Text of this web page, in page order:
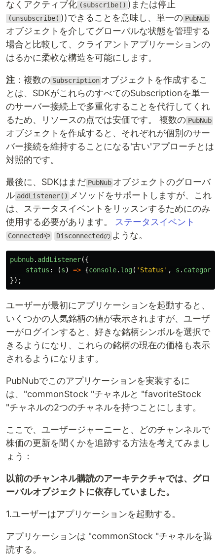
なくアクティブ化 (subscribe() )または停止
(unsubscribe( ))できることを意味し、単一の PubNub
オブジェクトを介してグローバルな状態を管理する
場合と比較して、クライアントアプリケーションの
はるかに柔軟な構造を可能にします。
注 ：複数の Subscription オブジェクトを作成するこ
とは、SDKがこれらのすべてのSubscriptionを単一
のサーバー接続上で多重化することを代行してくれ
るため、リソースの点では安価です。 複数の PubNub
オブジェクトを作成すると、それぞれが個別のサー
バー接続を維持することになる'古い'アプローチとは
対照的です。
最後に、SDKはまだ PubNub オブジェクトのグローバ
ル addListener() メソッドをサポートしますが、これ
は、ステータスイベントをリッスンするためにのみ
使用する必要があります。
ステータスイベント
Connectedや Disconnectedの ような。
pubnub. addListener({
status : (s) => {console. log( ' Status ' , s . category
});
ユーザーが最初にアプリケーションを起動すると、
いくつかの人気銘柄の値が表示されますが、ユーザ
ーがログインすると、好きな銘柄シンボルを選択で
きるようになり、これらの銘柄の現在の価格も表示
されるようになります。
PubNubでこのアプリケーションを実装するに
は、"commonStock "チャネルと "favoriteStock
"チャネルの2つのチャネルを持つことにします。
ここで、ユーザージャーニーと、どのチャンネルで
株価の更新を聞くかを追跡する方法を考えてみまし
ょう：
以前のチャンネル購読のアーキテクチャでは、グロ
ーバルオブジェクトに依存していました。
1.ユーザーはアプリケーションを起動する。
アプリケーションは "commonStock "チャネルを購
読する。